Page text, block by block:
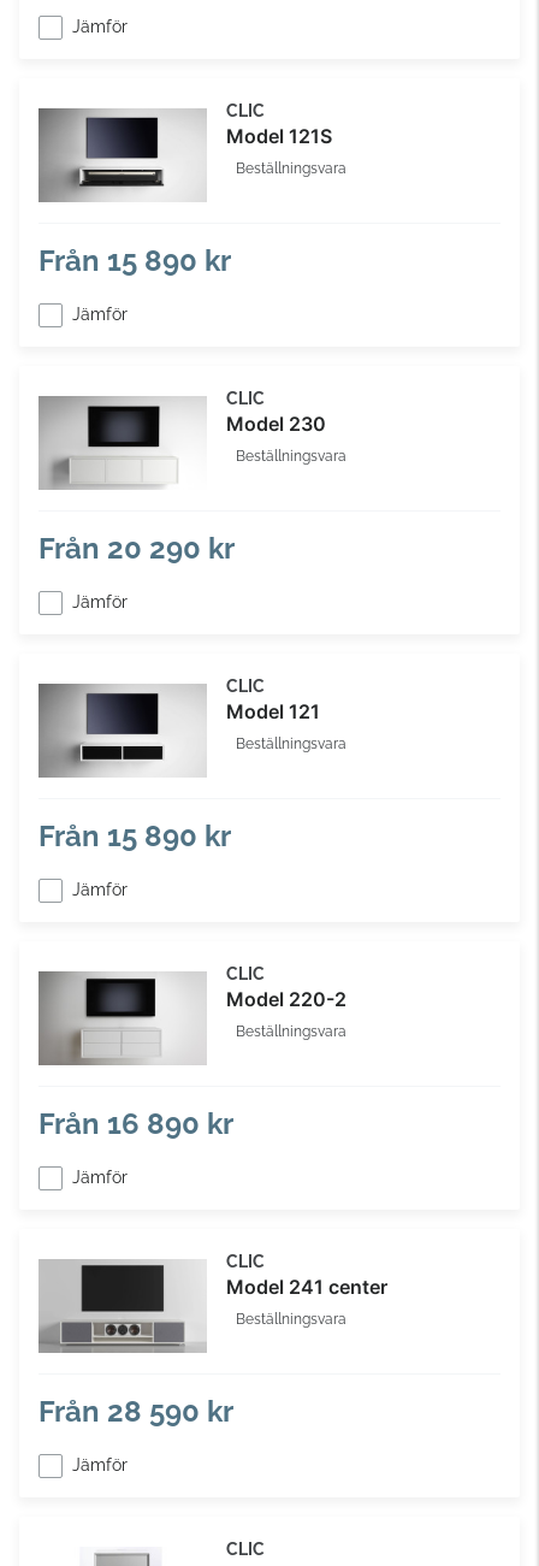
Jämför
CLIC
Model 121S
Beställningsvara
Från 15 890 kr
Jämför
CLIC
Model 230
Beställningsvara
Från 20 290 kr
Jämför
CLIC
Model 121
Beställningsvara
Från 15 890 kr
Jämför
CLIC
Model 220-2
Beställningsvara
Från 16 890 kr
Jämför
CLIC
Model 241 center
Beställningsvara
Från 28 590 kr
Jämför
CLIC